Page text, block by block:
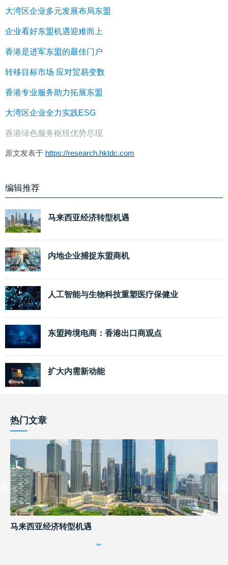
大湾区企业多元发展布局东盟
企业看好东盟机遇迎难而上
香港是进军东盟的最佳门户
转移目标市场 应对贸易变数
香港专业服务助力拓展东盟
大湾区企业全力实践ESG
香港绿色服务枢纽优势尽现
原文发表于 https://research.hktdc.com
编辑推荐
马来西亚经济转型机遇
内地企业捕捉东盟商机
人工智能与生物科技重塑医疗保健业
东盟跨境电商：香港出口商观点
扩大内需新动能
热门文章
马来西亚经济转型机遇